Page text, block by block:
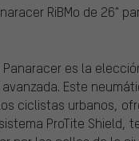
RiBMo de 26"
Panaracer es la
Este
ciclistas urbanos,
ProTite